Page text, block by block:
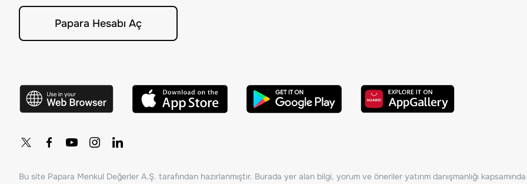
Papara Hesabı Aç
Bu site Papara Menkul Değerler A.Ş. tarafından hazırlanmıştır. Burada yer alan bilgi, yorum ve öneriler yatırım danışmanlığı